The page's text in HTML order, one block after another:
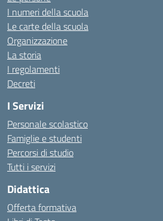
I numeri della scuola
Le carte della scuola
Organizzazione
La storia
I regolamenti
Decreti
I Servizi
Personale scolastico
Famiglie e studenti
Percorsi di studio
Tutti i servizi
Didattica
Offerta formativa